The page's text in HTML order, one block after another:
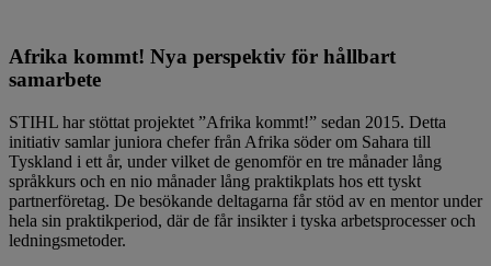
Afrika kommt! Nya perspektiv för hållbart
samarbete
STIHL har stöttat projektet ”Afrika kommt!” sedan 2015. Detta
initiativ samlar juniora chefer från Afrika söder om Sahara till
Tyskland i ett år, under vilket de genomför en tre månader lång
språkkurs och en nio månader lång praktikplats hos ett tyskt
partnerföretag. De besökande deltagarna får stöd av en mentor under
hela sin praktikperiod, där de får insikter i tyska arbetsprocesser och
ledningsmetoder.